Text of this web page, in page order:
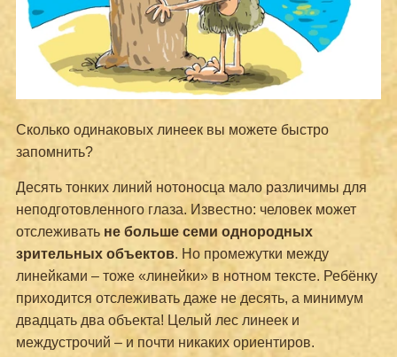
Сколько одинаковых линеек вы можете быстро
запомнить?
Десять тонких линий нотоносца мало различимы для
неподготовленного глаза. Известно: человек может
отслеживать не больше семи однородных
зрительных объектов. Но промежутки между
линейками – тоже «линейки» в нотном тексте. Ребёнку
приходится отслеживать даже не десять, а минимум
двадцать два объекта! Целый лес линеек и
междустрочий – и почти никаких ориентиров.